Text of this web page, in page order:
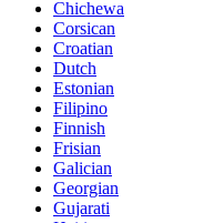
Chichewa
Corsican
Croatian
Dutch
Estonian
Filipino
Finnish
Frisian
Galician
Georgian
Gujarati